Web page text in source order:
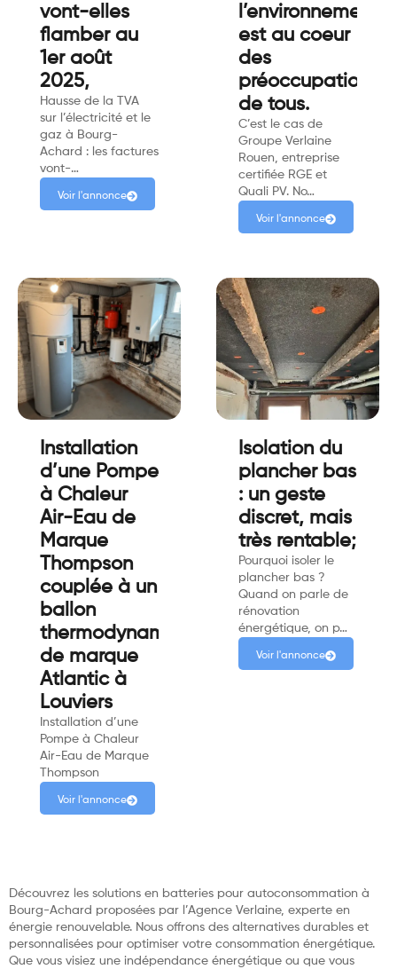
vont-elles
flamber au
1er août
2025,
Hausse de la TVA
sur l’électricité et le
gaz à Bourg-
Achard : les factures
vont-…
Voir l'annonce
l’environnement
est au coeur
des
préoccupations
de tous.
C’est le cas de
Groupe Verlaine
Rouen, entreprise
certifiée RGE et
Quali PV. No…
Voir l'annonce
Installation
d’une Pompe
à Chaleur
Air-Eau de
Marque
Thompson
couplée à un
ballon
thermodynamique
de marque
Atlantic à
Louviers
Installation d’une
Pompe à Chaleur
Air-Eau de Marque
Thompson
Voir l'annonce
Isolation du
plancher bas
: un geste
discret, mais
très rentable;
Pourquoi isoler le
plancher bas ?
Quand on parle de
rénovation
énergétique, on p…
Voir l'annonce
Découvrez les solutions en batteries pour autoconsommation à
Bourg-Achard proposées par l’Agence Verlaine, experte en
énergie renouvelable. Nous offrons des alternatives durables et
personnalisées pour optimiser votre consommation énergétique.
Que vous visiez une indépendance énergétique ou que vous